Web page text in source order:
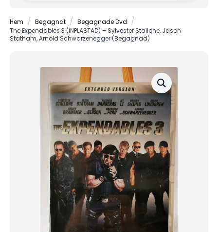
Hem Begagnat
Begagnade Dvd
The Expendables 3 (INPLASTAD) – Sylvester Stallone, Jason
Statham, Arnold Schwarzenegger (Begagnad)